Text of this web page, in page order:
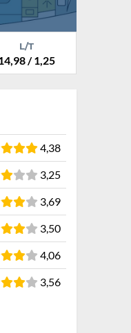
L/T
/ 1,25
4,38
3,25
3,69
3,50
4,06
3,56